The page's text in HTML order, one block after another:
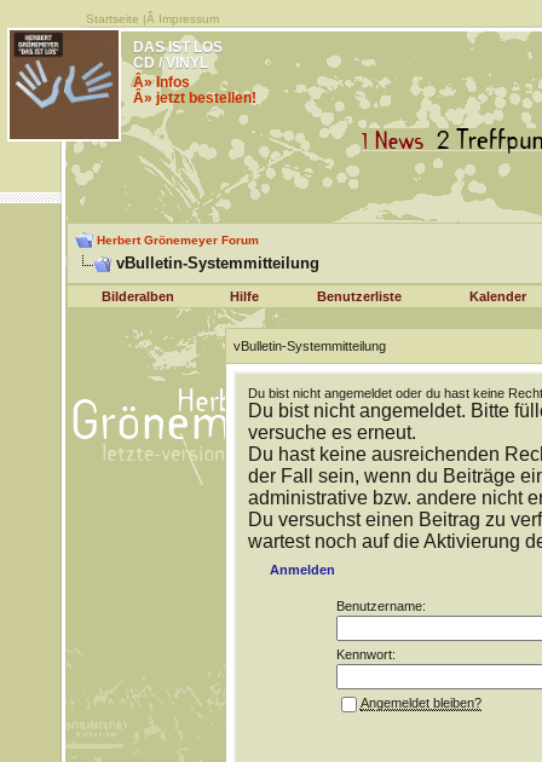
Startseite |Â Impressum
DAS IST LOS
CD / VINYL
Â» Infos
Â» jetzt bestellen!
Herbert Grönemeyer Forum
vBulletin-Systemmitteilung
Bilderalben Hilfe Benutzerliste Kalender
vBulletin-Systemmitteilung
Du bist nicht angemeldet oder du hast keine
Du bist nicht angemeldet. Bitte
versuche es erneut.
Du hast keine ausreichenden
der Fall sein, wenn du Beiträge
administrative bzw. andere nicht
Du versuchst einen Beitrag zu
wartest noch auf die Aktivierung
Anmelden
Benutzername:
Kennwort:
Angemeldet bleiben?